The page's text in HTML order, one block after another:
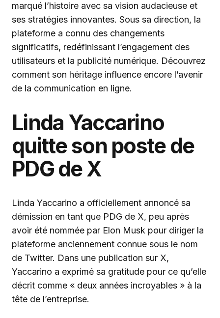
marqué l’histoire avec sa vision audacieuse et
ses stratégies innovantes. Sous sa direction, la
plateforme a connu des changements
significatifs, redéfinissant l’engagement des
utilisateurs et la publicité numérique. Découvrez
comment son héritage influence encore l’avenir
de la communication en ligne.
Linda Yaccarino
quitte son poste de
PDG de X
Linda Yaccarino a officiellement annoncé sa
démission en tant que PDG de X, peu après
avoir été nommée par Elon Musk pour diriger la
plateforme anciennement connue sous le nom
de Twitter. Dans une publication sur X,
Yaccarino a exprimé sa gratitude pour ce qu’elle
décrit comme « deux années incroyables » à la
tête de l’entreprise.